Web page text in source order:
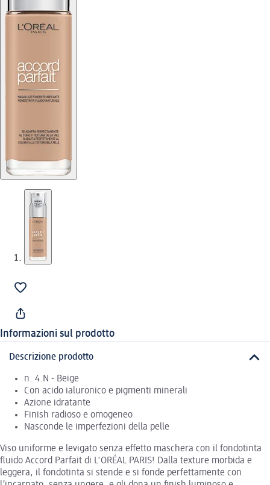
Informazioni sul prodotto
Descrizione prodotto
n. 4.N - Beige
Con acido ialuronico e pigmenti minerali
Azione idratante
Finish radioso e omogeneo
Nasconde le imperfezioni della pelle
Viso uniforme e levigato senza effetto maschera con il fondotinta
fluido Accord Parfait di L'ORÉAL PARIS! Dalla texture morbida e
leggera, il fondotinta si stende e si fonde perfettamente con